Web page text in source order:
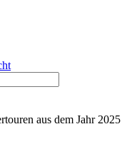
aus dem Jahr 2025